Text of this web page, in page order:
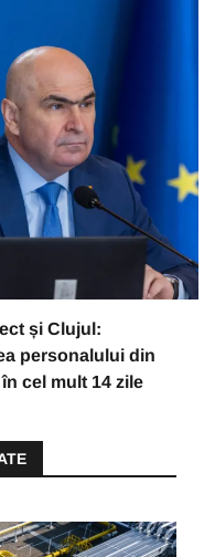
și Clujul:
personalului din
cel mult 14 zile